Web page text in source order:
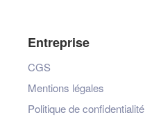
Entreprise
CGS
Mentions légales
Politique de confidentialité